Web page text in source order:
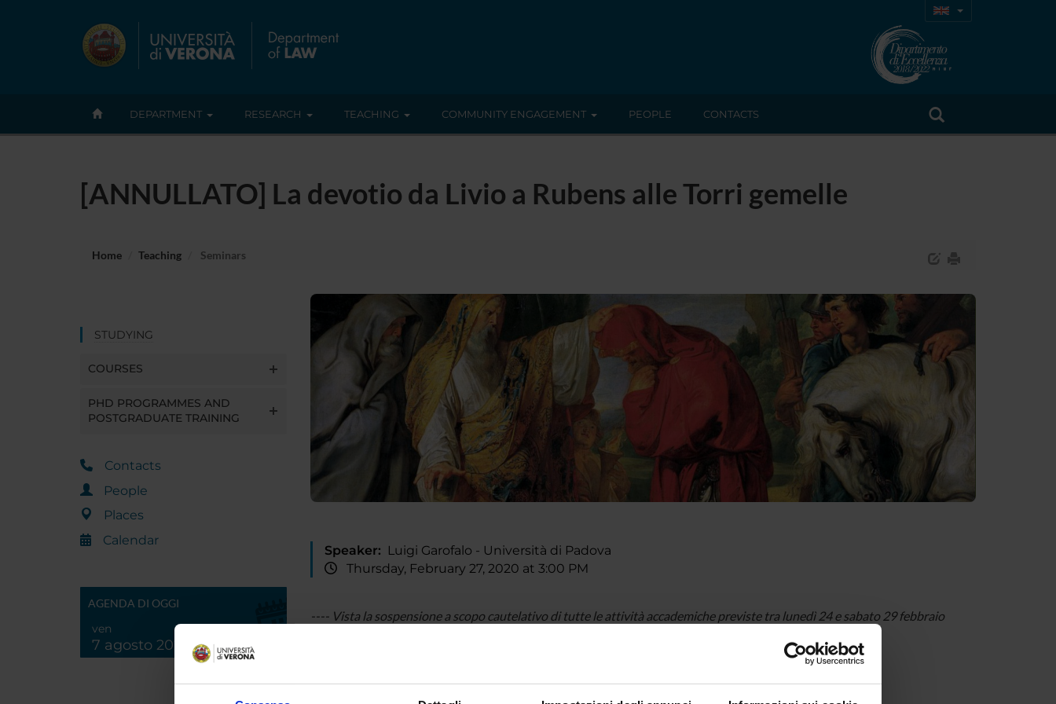
DEPARTMENT RESEARCH TEACHING COMMUNITY ENGAGEMENT PEOPLE CONTACTS
[ANNULLATO] La devotio da Livio a Rubens alle Torri gemelle
Home Teaching Seminars
STUDYING
COURSES
PHD PROGRAMMES AND
POSTGRADUATE TRAINING
Contacts
People
Places
Calendar
AGENDA DI OGGI
ven
7 agosto 2026
Speaker: Luigi Garofalo - Università di Padova
Thursday, February 27, 2020 at 3:00 PM
---- Vista la sospensione a scopo cautelativo di tutte le attività accademiche previste tra lunedì 24 e sabato 29 febbraio